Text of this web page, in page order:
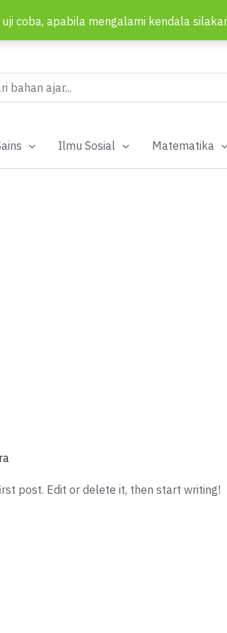
Ilmu Sosial Matematika
post. Edit or delete it, then start writing!
coba, apabila mengalami kendala